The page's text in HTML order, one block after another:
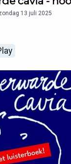
13 juli 2025